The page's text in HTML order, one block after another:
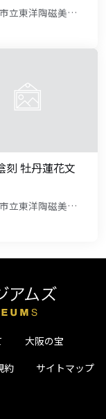
大阪市立東洋陶磁美術館
刻 牡丹蓮花文
大阪市立東洋陶磁美術館
大阪の宝
約
サイトマップ